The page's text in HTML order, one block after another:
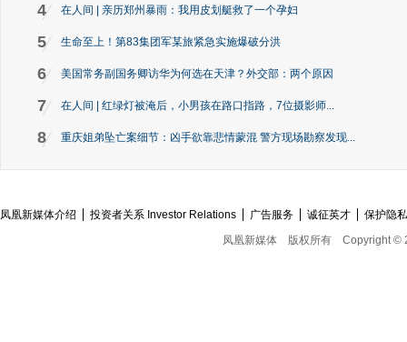
4 在人间 | 亲历郑州暴雨：我用皮划艇救了一个孕妇
5 生命至上！第83集团军某旅紧急实施爆破分洪
6 美国常务副国务卿访华为何选在天津？外交部：两个原因
7 在人间 | 红绿灯被淹后，小男孩在路口指路，7位摄影师...
8 重庆姐弟坠亡案细节：凶手欲靠悲情蒙混 警方现场勘察发现...
凤凰新媒体介绍 投资者关系 Investor Relations 广告服务 诚征英才
保护隐
凤凰新媒体
版权所有 Copyright ©